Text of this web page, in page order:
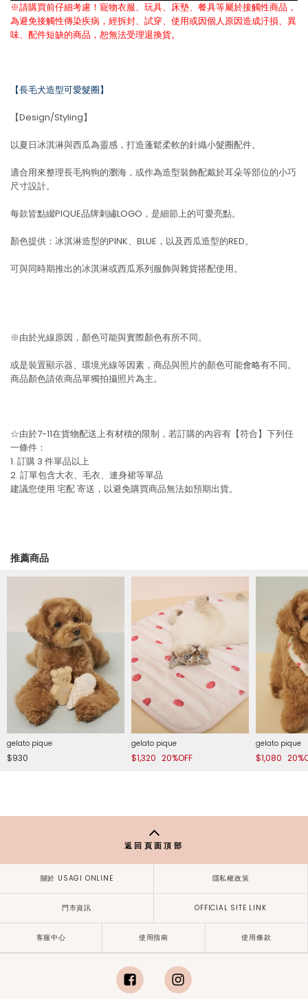
※請購買前仔細考慮！寵物衣服、玩具、床墊、餐具等屬於接觸性商品，
為避免接觸性傳染疾病，經拆封、試穿、使用或因個人原因造成汙損、異
味、配件短缺的商品，恕無法受理退換貨。
【長毛犬造型可愛髮圈】
【Design/Styling】
以夏日冰淇淋與西瓜為靈感，打造蓬鬆柔軟的針織小髮圈配件。
適合用來整理長毛狗狗的瀏海，或作為造型裝飾配戴於耳朵等部位的小巧
尺寸設計。
每款皆點綴PIQUE品牌刺繡LOGO，是細節上的可愛亮點。
顏色提供：冰淇淋造型的PINK、BLUE，以及西瓜造型的RED。
可與同時期推出的冰淇淋或西瓜系列服飾與雜貨搭配使用。
※由於光線原因，顏色可能與實際顏色有所不同。
或是裝置顯示器、環境光線等因素，商品與照片的顏色可能會略有不同。
商品顏色請依商品單獨拍攝照片為主。
☆由於7-11在貨物配送上有材積的限制，若訂購的內容有【符合】下列任
一條件：
1. 訂購 3 件單品以上
2. 訂單包含大衣、毛衣、連身裙等單品
建議您使用 宅配寄送，以避免購買商品無法如預期出貨。
推薦商品
gelato pique
$930
gelato pique
$1,320 20%OFF
gelato pique
$1,080
返回頁面頂部
關於 USAGI ONLINE 隱私權政策
門市資訊 OFFICIAL SITE LINK
客服中心 使用指南 使用條款